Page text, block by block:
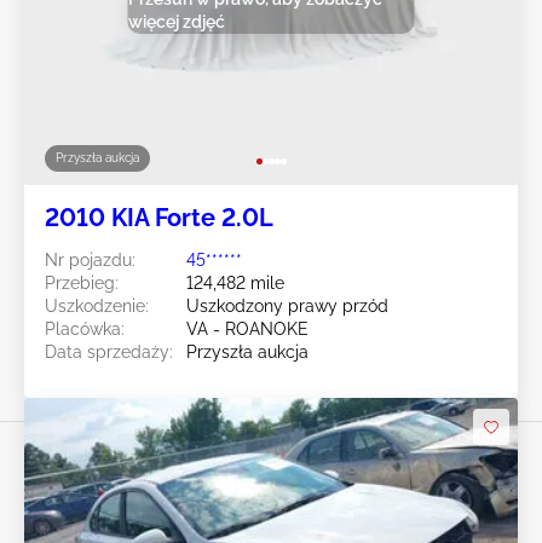
Przyszła aukcja
więcej zdjęć
2010 KIA Forte 2.0L
Nr pojazdu:
45******
Przebieg:
124,482 mile
Uszkodzenie:
Uszkodzony prawy przód
Placówka:
VA - ROANOKE
Data sprzedaży:
Przyszła aukcja